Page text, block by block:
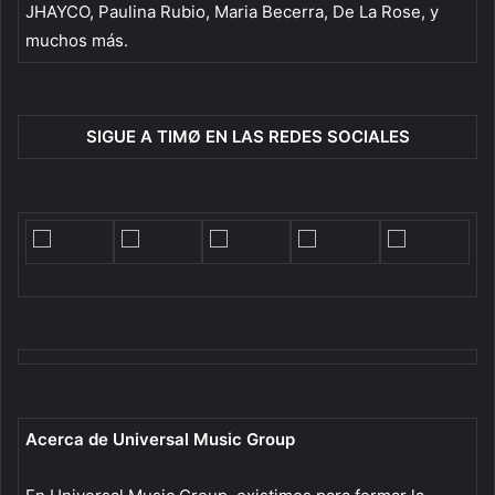
JHAYCO, Paulina Rubio, Maria Becerra, De La Rose, y
muchos más.
SIGUE A TIMØ EN LAS REDES SOCIALES
Acerca de Universal Music Group